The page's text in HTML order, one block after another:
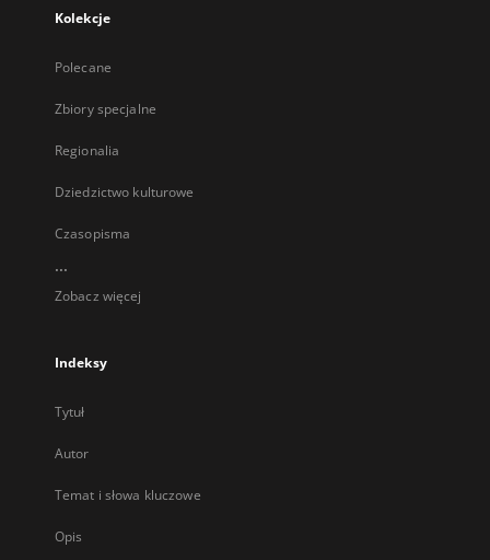
Kolekcje
Polecane
Zbiory specjalne
Regionalia
Dziedzictwo kulturowe
Czasopisma
...
Zobacz więcej
Indeksy
Tytuł
Autor
Temat i słowa kluczowe
Opis